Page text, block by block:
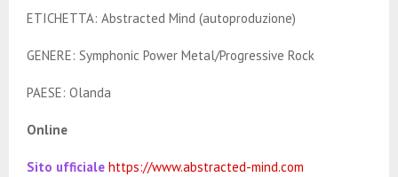
ETICHETTA: Abstracted Mind (autoproduzione)
GENERE: Symphonic Power Metal/Progressive Rock
PAESE: Olanda
Online
Sito ufficiale https://www.abstracted-mind.com